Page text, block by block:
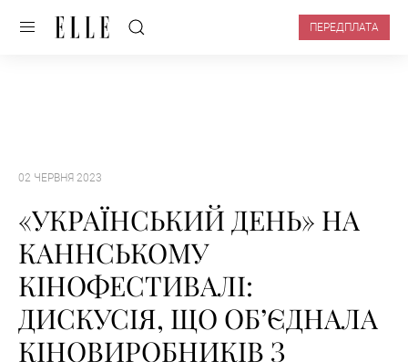
ПЕРЕДПЛАТА
02 ЧЕРВНЯ 2023
«УКРАЇНСЬКИЙ ДЕНЬ» НА
КАННСЬКОМУ
КІНОФЕСТИВАЛІ:
ДИСКУСІЯ, ЩО ОБʼЄДНАЛА
КІНОВИРОБНИКІВ З